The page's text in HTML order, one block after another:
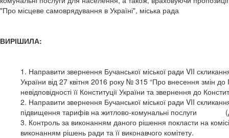
"Про місцеве самоврядування в Україні", міська рада
ВИРІШИЛА:
1. Направити звернення Бучанської міської ради VII
України від 27 квітня 2016 року № 315 “Про внесення змін
невідповідності її Конституції України та звернення до
2. Направити звернення Бучанської міської ради VII
підвищення тарифів на житлово-комунальні послуги
3. Контроль за виконанням даного рішення покласти на
виконанням рішень ради та її виконавчого комітету.